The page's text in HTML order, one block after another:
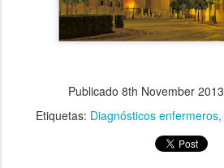
Publicado 8th November 2013
Etiquetas: Diagnósticos enfermeros